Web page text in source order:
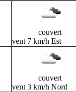
couvert
vent 7 km/h Est
couvert
vent 3 km/h Nord